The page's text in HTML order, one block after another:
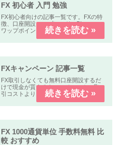
FX 初心者 入門 勉強
FX初心者向けの記事一覧です。FXの特
徴、口座開設、スプレッド、Pips、ス
ワップポイント、レバレッジ、ロン
グ、ショート、ロット、ロスカットな
どについて解説します、
FXキャンペーン 記事一覧
FX取引しなくても無料口座開設するだ
けで現金が貰えるキャンペーンや、取
引コストよりも貰える金額の方が多い
オトクなキャンペーン中心に掲載して
います。
FX 1000通貨単位 手数料無料 比
較 おすすめ